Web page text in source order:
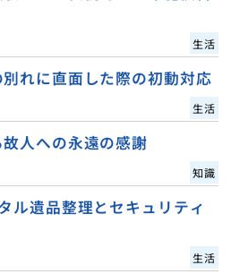
生活
れに直面した際の初動対応
生活
人への永遠の感謝
知識
ル遺品整理とセキュリティ
生活